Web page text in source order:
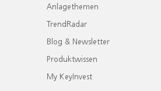
Anlagethemen
TrendRadar
Blog & Newsletter
Produktwissen
My KeyInvest